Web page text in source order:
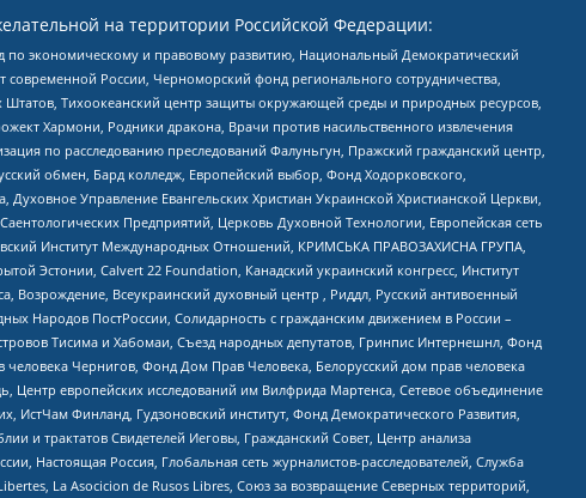
на территории Российской Федерации:
экономическому и правовому развитию, Национальный Демократический
современной России, Черноморский фонд регионального сотрудничества,
Тихоокеанский центр защиты окружающей среды и природных ресурсов,
Хармони, Родники дракона, Врачи против насильственного извлечения
по расследованию преследований Фалуньгун, Пражский гражданский центр,
обмен, Бард колледж, Европейский выбор, Фонд Ходорковского,
Управление Евангельских Христиан Украинской Христианской Церкви,
Предприятий, Церковь Духовной Технологии, Европейская сеть
Институт Международных Отношений, КРИМСЬКА ПРАВОЗАХИСНА ГРУПА,
Эстонии, Calvert 22 Foundation, Канадский украинский конгресс, Институт
Всеукраинский духовный центр , Риддл, Русский антивоенный
Народов ПостРоссии, Солидарность с гражданским движением в России –
Тисима и Хабомаи, Съезд народных депутатов, Гринпис Интернешнл, Фонд
Чернигов, Фонд Дом Прав Человека, Белорусский дом прав человека
Центр европейских исследований им Вилфрида Мартенса, Сетевое объединение
ИстЧам Финланд, Гудзоновский институт, Фонд Демократического Развития,
и трактатов Свидетелей Иеговы, Гражданский Совет, Центр анализа
Настоящая Россия, Глобальная сеть журналистов-расследователей, Служба
La Asocicion de Rusos Libres, Союз за возвращение Северных территорий,